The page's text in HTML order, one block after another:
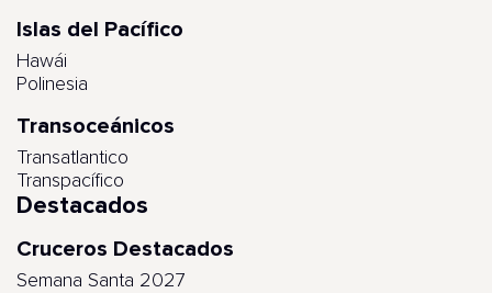
Islas del Pacífico
Hawái
Polinesia
Transoceánicos
Transatlantico
Transpacífico
Destacados
Cruceros Destacados
Semana Santa 2027